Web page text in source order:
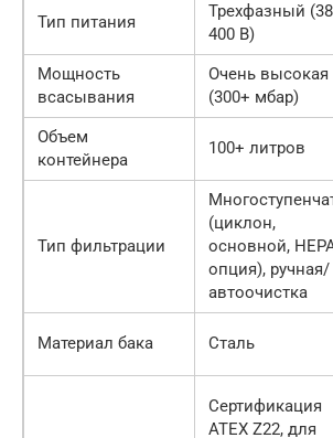
Тип питания
Трехфазный
400 В)
Мощность
всасывания
Очень высокая
(300+ мбар)
Объем
контейнера
100+ литров
Тип фильтрации
(циклон,
основной,
опция), ручная/
автоочистка
Материал бака Сталь
Сертификация
ATEX Z22, для